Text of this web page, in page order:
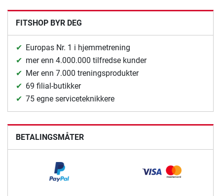
FITSHOP BYR DEG
Europas Nr. 1 i hjemmetrening
mer enn 4.000.000 tilfredse kunder
Mer enn 7.000 treningsprodukter
69 filial-butikker
75 egne serviceteknikkere
BETALINGSMÅTER